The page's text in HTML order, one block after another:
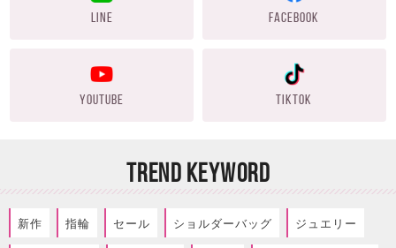
LINE FACEBOOK
YOUTUBE TIKTOK
TREND KEYWORD
新作 指輪 セール ショルダーバッグ ジュエリー